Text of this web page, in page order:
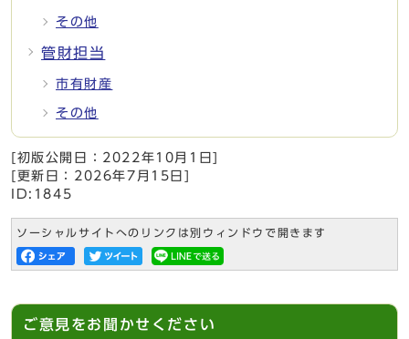
その他
管財担当
市有財産
その他
[初版公開日： 2022年10月1日
[更新日： 2026年7月15日
ID:1845
ソーシャルサイトへのリンクは別ウィンドウで開きます
ご意見をお聞かせください